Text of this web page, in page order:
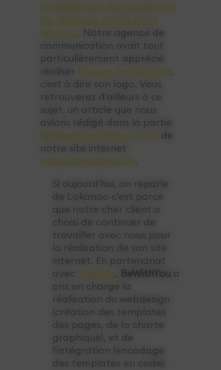
. Notre agence de
communication avait tout
particulièrement apprécié
réaliser
c'est à dire son logo. Vous
retrouverez d'ailleurs à ce
sujet, un article que nous
avions rédigé dans la partie
de
notre site internet
Si aujourd'hui, on reparle
de Lokanoo c'est parce
que notre cher client a
choisi de continuer de
travailler avec nous pour
la réalisation de son site
internet. En partenariat
avec
BeWithYou a
pris en charge la
réalisation du webdesign
(création des templates
des pages, de la charte
graphique), et de
l'intégration (encodage
des templates en code).